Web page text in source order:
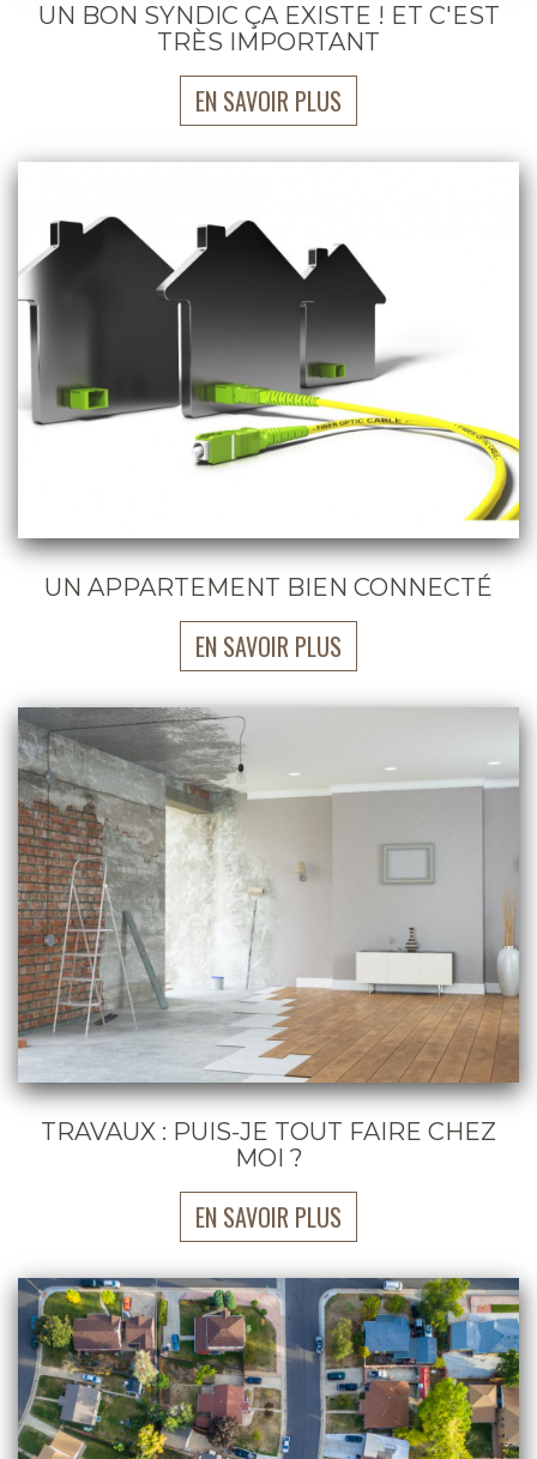
UN BON SYNDIC ÇA EXISTE ! ET C'EST
TRÈS IMPORTANT
EN SAVOIR PLUS
UN APPARTEMENT BIEN CONNECTÉ
EN SAVOIR PLUS
TRAVAUX : PUIS-JE TOUT FAIRE CHEZ
MOI ?
EN SAVOIR PLUS